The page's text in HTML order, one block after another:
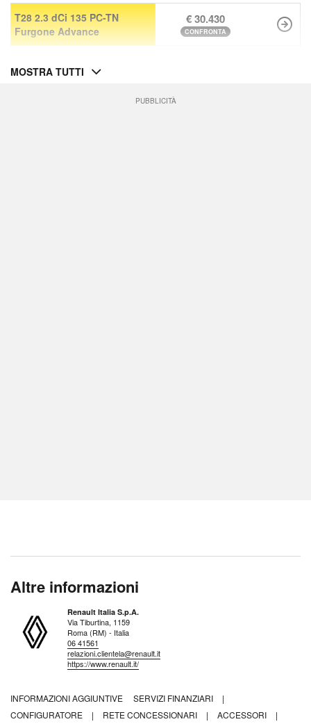
T28 2.3 dCi 135 PC-TN
Furgone Advance
€ 30.430
CONFRONTA
MOSTRA TUTTI
PUBBLICITÀ
Altre informazioni
Renault Italia S.p.A.
Via Tiburtina, 1159
Roma (RM) - Italia
06 41561
relazioni.clientela@renault.it
https://www.renault.it/
INFORMAZIONI AGGIUNTIVE SERVIZI FINANZIARI
|
CONFIGURATORE
| RETE CONCESSIONARI | ACCESSORI
|